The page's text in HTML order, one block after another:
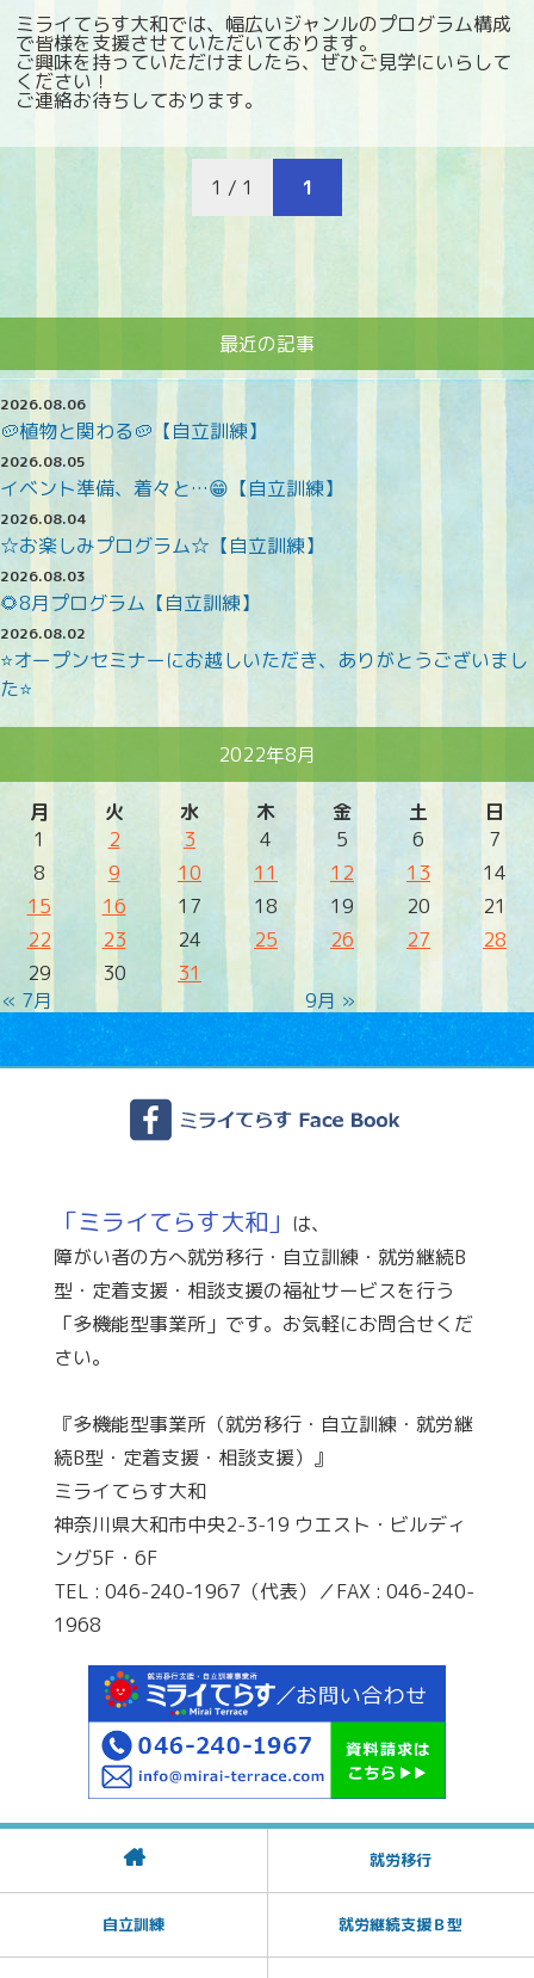
ミライてらす大和では、幅広いジャンルのプログラム構成
で皆様を支援させていただいております。
ご興味を持っていただけましたら、ぜひご見学にいらして
ください！
ご連絡お待ちしております。
1 / 1 1
最近の記事
2026.08.06
🥔植物と関わる🥔【自立訓練】
2026.08.05
イベント準備、着々と…😁【自立訓練】
2026.08.04
☆お楽しみプログラム☆【自立訓練】
2026.08.03
🌻8月プログラム【自立訓練】
2026.08.02
⭐オープンセミナーにお越しいただき、ありがとうございまし
た⭐
2022年8月
月 火 水 木 金 土 日
« 7月 9月 »
1 2 3 4 5 6
7
8
9 10 11 12 13
14
15
16 17 18 19 20
21
22
23 24 25 26 27
28
29
30 31
「ミライてらす大和」 は、
障がい者の方へ就労移行・自立訓練・就労継続B
型・定着支援・相談支援の福祉サービスを行う
「多機能型事業所」です。お気軽にお問合せくだ
さい。
『多機能型事業所（就労移行・自立訓練・就労継
続B型・定着支援・相談支援）』
ミライてらす大和
神奈川県大和市中央2-3-19 ウエスト・ビルディ
ング5F・6F
TEL : 046-240-1967（代表）／FAX : 046-240-
1968
就労移行
自立訓練 就労継続支援Ｂ型